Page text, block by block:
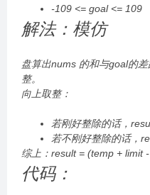
-109 <= goal <= 109
解法：模仿
盘算出nums 的和与goal的
整。
向上取整：
若刚好整除的话，
若不刚好整除的话，
综上：result = (temp + limit -
代码：